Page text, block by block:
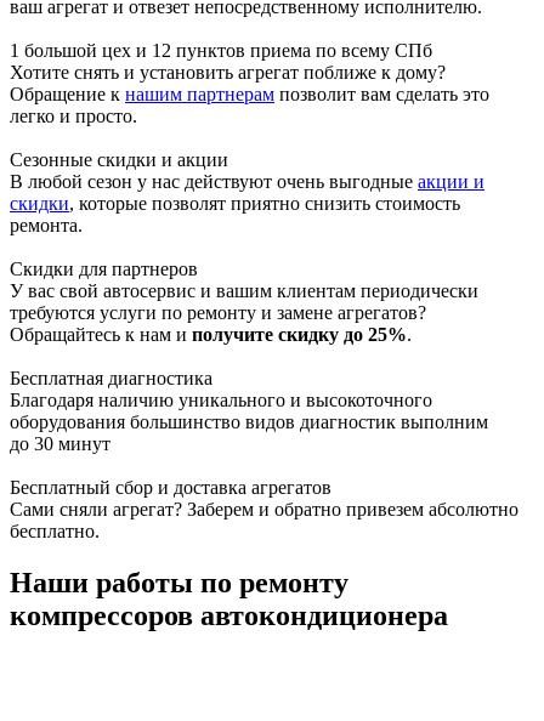
ваш агрегат и отвезет непосредственному исполнителю.
1 большой цех и 12 пунктов приема по всему СПб
Хотите снять и установить агрегат поближе к дому?
Обращение к нашим партнерам позволит вам сделать это
легко и просто.
Сезонные скидки и акции
В любой сезон у нас действуют очень выгодные акции и
скидки, которые позволят приятно снизить стоимость
ремонта.
Скидки для партнеров
У вас свой автосервис и вашим клиентам периодически
требуются услуги по ремонту и замене агрегатов?
Обращайтесь к нам и получите скидку до 25%.
Бесплатная диагностика
Благодаря наличию уникального и высокоточного
оборудования большинство видов диагностик выполним
до 30 минут
Бесплатный сбор и доставка агрегатов
Сами сняли агрегат? Заберем и обратно привезем абсолютно
бесплатно.
Наши работы по ремонту
компрессоров автокондиционера